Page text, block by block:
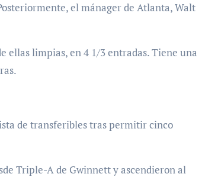
el mánager de Atlanta, Walt
ellas limpias, en 4 1/3 entradas. Tiene una
de transferibles tras permitir cinco
Triple-A de Gwinnett y ascendieron al